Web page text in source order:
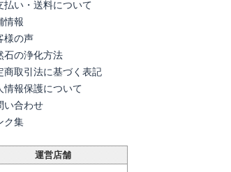
払い・送料について
情報
様の声
石の浄化方法
商取引法に基づく表記
情報保護について
い合わせ
ク集
運営店舗